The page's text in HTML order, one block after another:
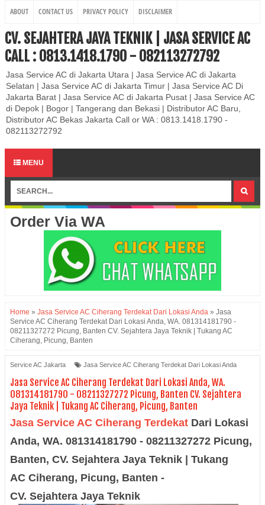
ABOUT CONTACT US PRIVACY POLICY DISCLAIMER
CV. SEJAHTERA JAYA TEKNIK | JASA SERVICE AC
CALL : 0813.1418.1790 - 082113272792
Jasa Service AC di Jakarta Utara | Jasa Service AC di Jakarta
Selatan | Jasa Service AC di Jakarta Timur | Jasa Service AC Di
Jakarta Barat | Jasa Service AC di Jakarta Pusat | Jasa Service AC
di Depok | Bogor | Tangerang dan Bekasi | Distributor AC Baru,
Distributor AC Bekas Jakarta Call or WA : 0813.1418.1790 -
082113272792
MENU
Order Via WA
Home » Jasa Service AC Ciherang Terdekat Dari Lokasi Anda » Jasa
Service AC Ciherang Terdekat Dari Lokasi Anda, WA. 081314181790 -
08211327272 Picung, Banten CV. Sejahtera Jaya Teknik | Tukang AC
Ciherang, Picung, Banten
Service AC Jakarta Jasa Service AC Ciherang Terdekat Dari Lokasi Anda
Jasa Service AC Ciherang Terdekat Dari Lokasi Anda, WA.
081314181790 - 08211327272 Picung, Banten CV. Sejahtera
Jaya Teknik | Tukang AC Ciherang, Picung, Banten
Jasa Service AC Ciherang Terdekat Dari Lokasi
Anda, WA. 081314181790 - 08211327272 Picung,
Banten, CV. Sejahtera Jaya Teknik | Tukang
AC Ciherang, Picung, Banten -
CV. Sejahtera Jaya Teknik